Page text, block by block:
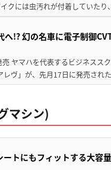
クには虫汚れが付着していた
!? 幻の名車に電子制御
ヤマハを代表するビジネスス
レヴ」が、先月17日に発売さ
マシン)
トにもフィットする大容